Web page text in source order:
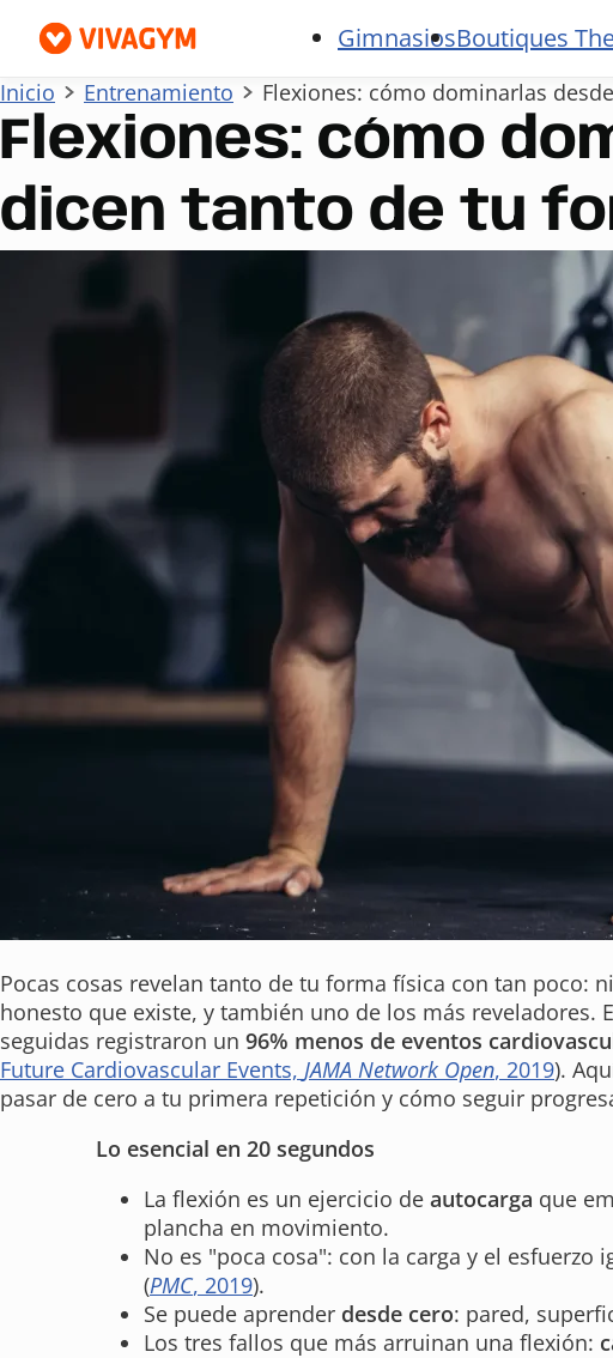
GimnasiosBoutiques
Inicio Entrenamiento Flexiones: cómo dominarlas
Flexiones: cómo
dicen tanto de tu
Pocas cosas revelan tanto de tu forma física con tan poco:
honesto que existe, y también uno de los más reveladores.
seguidas registraron un 96% menos de eventos
Future Cardiovascular Events, JAMA Network Open, 2019).
pasar de cero a tu primera repetición y cómo seguir
Lo esencial en 20 segundos
La flexión es un ejercicio de autocarga que
plancha en movimiento.
No es "poca cosa": con la carga y el
(PMC, 2019).
Se puede aprender desde cero: pared,
Los tres fallos que más arruinan una flexión: